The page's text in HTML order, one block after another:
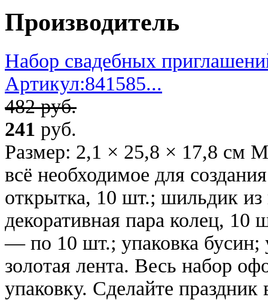
Производитель
Набор свадебных
Артикул:841585...
482 руб.
241 руб.
Размер: 2,1 × 25,8 × 17,8 см
всё необходимое для
открытка, 10 шт.; шильдик
декоративная пара колец,
— по 10 шт.; упаковка бусин;
золотая лента. Весь набор
упаковку. Сделайте